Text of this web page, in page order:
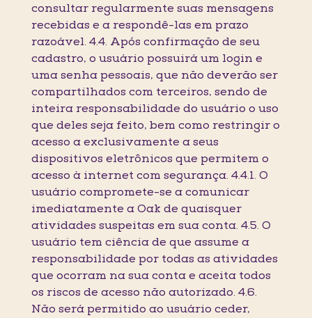
consultar regularmente suas mensagens
recebidas e a respondê-las em prazo
razoável. 4.4. Após confirmação de seu
cadastro, o usuário possuirá um login e
uma senha pessoais, que não deverão ser
compartilhados com terceiros, sendo de
inteira responsabilidade do usuário o uso
que deles seja feito, bem como restringir o
acesso a exclusivamente a seus
dispositivos eletrônicos que permitem o
acesso à internet com segurança. 4.4.1. O
usuário compromete-se a comunicar
imediatamente a Oak de quaisquer
atividades suspeitas em sua conta. 4.5. O
usuário tem ciência de que assume a
responsabilidade por todas as atividades
que ocorram na sua conta e aceita todos
os riscos de acesso não autorizado. 4.6.
Não será permitido ao usuário ceder,